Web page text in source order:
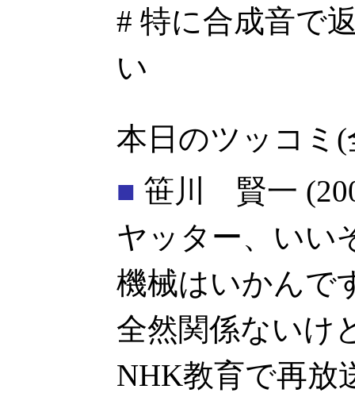
# 特に合成音で
い
本日のツッコミ(
■ 笹川 賢一
ヤッター、いい
機械はいかんで
全然関係ないけ
NHK教育で再放